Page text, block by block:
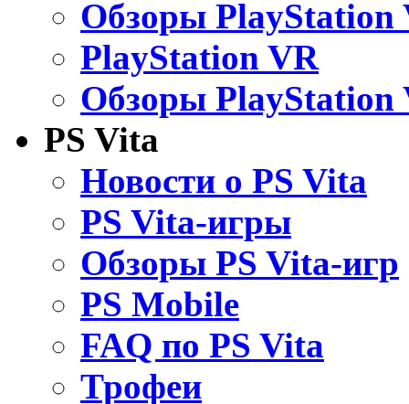
Обзоры PlayStation
PlayStation VR
Обзоры PlayStation
PS Vita
Новости о PS Vita
PS Vita-игры
Обзоры PS Vita-игр
PS Mobile
FAQ по PS Vita
Трофеи